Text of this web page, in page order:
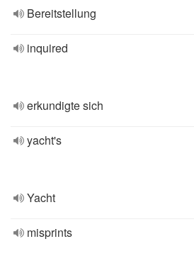
Bereitstellung
inquired
erkundigte sich
yacht's
Yacht
misprints